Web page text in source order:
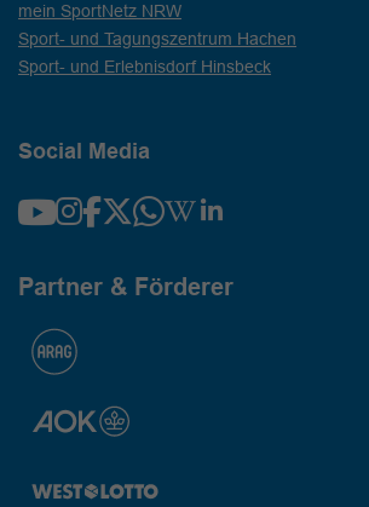
mein SportNetz NRW
Sport- und Tagungszentrum Hachen
Sport- und Erlebnisdorf Hinsbeck
Social Media
Partner & Förderer